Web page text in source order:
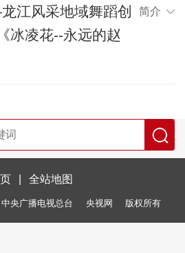
江风采地域舞蹈创
冰凌花--永远的赵
简介
全站地图
中央广播电视总台 央视网 版权所有